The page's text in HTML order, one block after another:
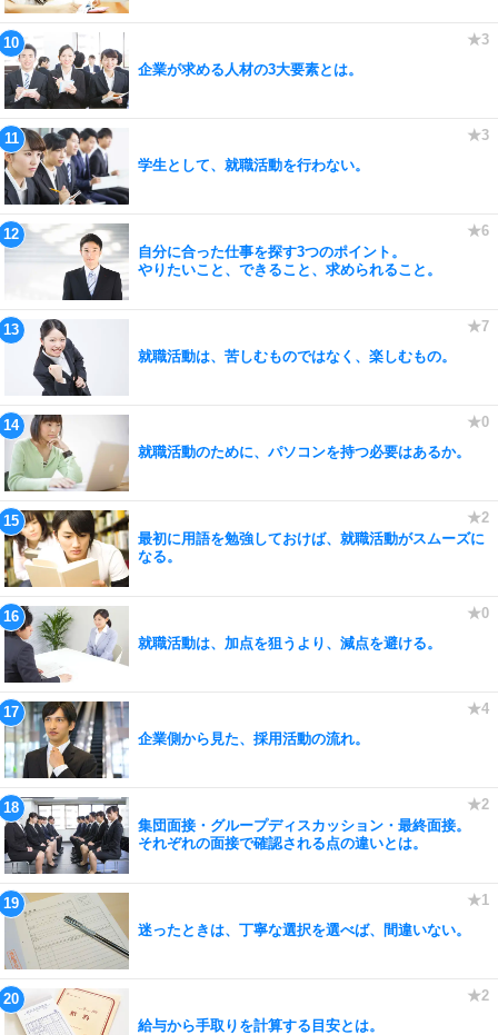
企業が求める人材の3大要素とは。
学生として、就職活動を行わない。
自分に合った仕事を探す3つのポイント。
やりたいこと、できること、求められること。
就職活動は、苦しむものではなく、楽しむもの。
就職活動のために、パソコンを持つ必要はあるか。
最初に用語を勉強しておけば、就職活動がスムーズに
なる。
就職活動は、加点を狙うより、減点を避ける。
企業側から見た、採用活動の流れ。
集団面接・グループディスカッション・最終面接。
それぞれの面接で確認される点の違いとは。
迷ったときは、丁寧な選択を選べば、間違いない。
給与から手取りを計算する目安とは。